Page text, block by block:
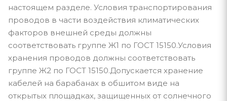
настоящем разделе. Условия транспортирования
проводов в части воздействия климатических
факторов внешней среды должны
соответствовать группе Ж1 по ГОСТ 15150.Условия
хранения проводов должны соответствовать
группе Ж2 по ГОСТ 15150.Допускается хранение
кабелей на барабанах в обшитом виде на
открытых площадках, защищенных от солнечного